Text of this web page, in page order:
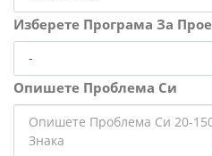
Изберете Програма За
Опишете Проблема Си